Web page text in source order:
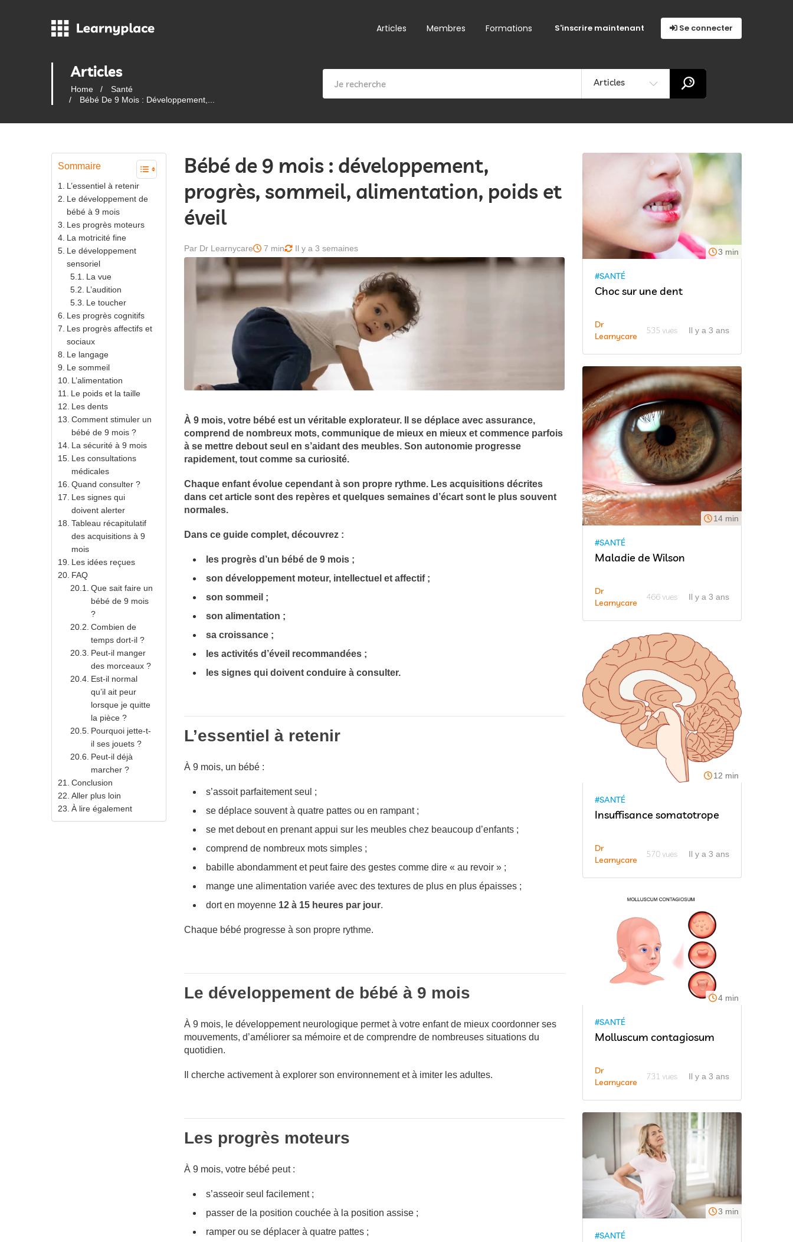
Articles Membres Formations Se connecter
S'inscrire maintenant
Articles
Home
Santé
Bébé De 9 Mois : Développement,...
Articles
Sommaire
L’essentiel à retenir
Le développement de
bébé à 9 mois
Les progrès moteurs
La motricité fine
Le développement
sensoriel
La vue
L’audition
Le toucher
Les progrès cognitifs
Les progrès affectifs et
sociaux
Le langage
Le sommeil
L’alimentation
Le poids et la taille
Les dents
Comment stimuler un
bébé de 9 mois ?
La sécurité à 9 mois
Les consultations
médicales
Quand consulter ?
Les signes qui
doivent alerter
Tableau récapitulatif
des acquisitions à 9
mois
Les idées reçues
FAQ
Que sait faire un
bébé de 9 mois
?
Combien de
temps dort-il ?
Peut-il manger
des morceaux ?
Est-il normal
qu’il ait peur
lorsque je quitte
la pièce ?
Pourquoi jette-t-
il ses jouets ?
Peut-il déjà
marcher ?
Conclusion
Aller plus loin
À lire également
Bébé de 9 mois : développement,
progrès, sommeil, alimentation, poids et
éveil
Par Dr Learnycare 7 min Il y a 3 semaines
À 9 mois, votre bébé est un véritable explorateur. Il se déplace avec assurance,
comprend de nombreux mots, communique de mieux en mieux et commence parfois
à se mettre debout seul en s’aidant des meubles. Son autonomie progresse
rapidement, tout comme sa curiosité.
Chaque enfant évolue cependant à son propre rythme. Les acquisitions décrites
dans cet article sont des repères et quelques semaines d’écart sont le plus souvent
normales.
Dans ce guide complet, découvrez :
les progrès d’un bébé de 9 mois ;
son développement moteur, intellectuel et affectif ;
son sommeil ;
son alimentation ;
sa croissance ;
les activités d’éveil recommandées ;
les signes qui doivent conduire à consulter.
L’essentiel à retenir
À 9 mois, un bébé :
s’assoit parfaitement seul ;
se déplace souvent à quatre pattes ou en rampant ;
se met debout en prenant appui sur les meubles chez beaucoup d’enfants ;
comprend de nombreux mots simples ;
babille abondamment et peut faire des gestes comme dire « au revoir » ;
mange une alimentation variée avec des textures de plus en plus épaisses ;
dort en moyenne 12 à 15 heures par jour.
Chaque bébé progresse à son propre rythme.
Le développement de bébé à 9 mois
À 9 mois, le développement neurologique permet à votre enfant de mieux coordonner ses
mouvements, d’améliorer sa mémoire et de comprendre de nombreuses situations du
quotidien.
Il cherche activement à explorer son environnement et à imiter les adultes.
Les progrès moteurs
À 9 mois, votre bébé peut :
s’asseoir seul facilement ;
passer de la position couchée à la position assise ;
ramper ou se déplacer à quatre pattes ;
3 min
#SANTÉ
Choc sur une dent
Dr
Learnycare
535 vues Il y a 3 ans
14 min
#SANTÉ
Maladie de Wilson
Dr
Learnycare
466 vues Il y a 3 ans
12 min
#SANTÉ
Insuffisance somatotrope
Dr
Learnycare
570 vues Il y a 3 ans
4 min
#SANTÉ
Molluscum contagiosum
Dr
Learnycare
731 vues Il y a 3 ans
3 min
#SANTÉ